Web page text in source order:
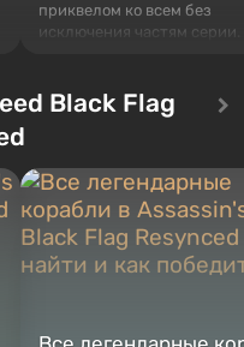
приквелом ко всем без
исключения частям серии.
Оно же, по задумке
Vault-Tec, должно
Место действия Fallout...
Black Flag